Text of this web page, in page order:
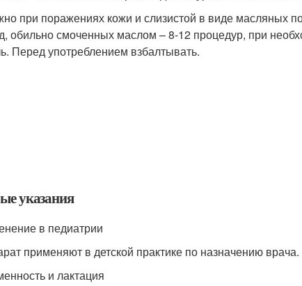
при поражениях кожи и слизистой в виде масляных
обильно смоченных маслом – 8-12 процедур, при
Перед употреблением взбалтывать.
указания
в педиатрии
применяют в детской практике по назначению врача.
и лактация